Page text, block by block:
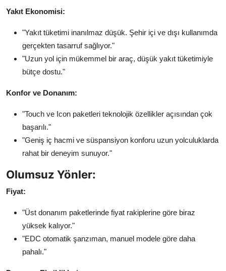
Yakıt Ekonomisi:
"Yakıt tüketimi inanılmaz düşük. Şehir içi ve dışı kullanımda
gerçekten tasarruf sağlıyor."
"Uzun yol için mükemmel bir araç, düşük yakıt tüketimiyle
bütçe dostu."
Konfor ve Donanım:
"Touch ve Icon paketleri teknolojik özellikler açısından çok
başarılı."
"Geniş iç hacmi ve süspansiyon konforu uzun yolculuklarda
rahat bir deneyim sunuyor."
Olumsuz Yönler:
Fiyat:
"Üst donanım paketlerinde fiyat rakiplerine göre biraz
yüksek kalıyor."
"EDC otomatik şanzıman, manuel modele göre daha
pahalı."